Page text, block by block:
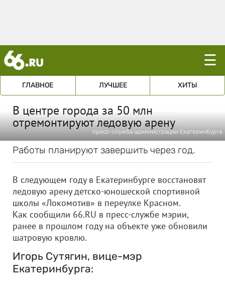
☰
ГЛАВНОЕ ЛУЧШЕЕ ХИТЫ
В центре города за 50 млн
отремонтируют ледовую арену
пресс-служба администрации Екатеринбурга
Работы планируют завершить через год.
В следующем году в Екатеринбурге восстановят
ледовую арену детско-юношеской спортивной
школы «Локомотив» в переулке Красном.
Как сообщили 66.RU в пресс-службе мэрии,
ранее в прошлом году на объекте уже обновили
шатровую кровлю.
Игорь Сутягин, вице-мэр
Екатеринбурга: